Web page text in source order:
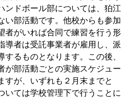
ンドボール部については、狛江
い部活動です。他校からも参加
者がいれば合同で練習を行う形
導者は受託事業者が雇用し、派
するものとなります。この後、
が部活動ごとの実施スケジュー
すが、いずれも２月末までと
いては学校管理下で行うことに